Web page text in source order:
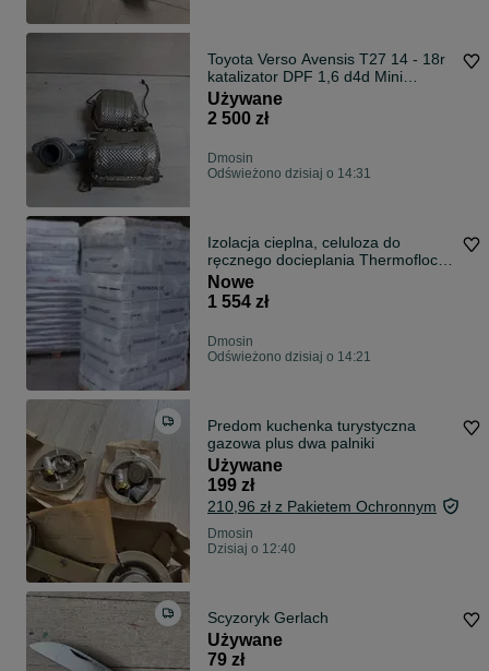
Toyota Verso Avensis T27 14 - 18r
katalizator DPF 1,6 d4d Mini
cooper BMW
Używane
2 500 zł
Dmosin
Odświeżono dzisiaj o 14:31
Izolacja cieplna, celuloza do
ręcznego docieplania Thermofloc -
paleta
Nowe
1 554 zł
Dmosin
Odświeżono dzisiaj o 14:21
Predom kuchenka turystyczna
gazowa plus dwa palniki
Używane
199 zł
210,96 zł z Pakietem Ochronnym
Dmosin
Dzisiaj o 12:40
Scyzoryk Gerlach
Używane
79 zł